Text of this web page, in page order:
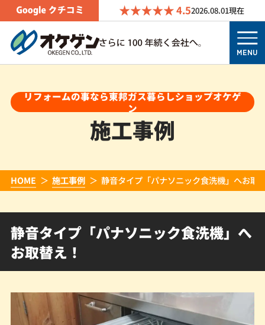
4.52026.08.01現在
MENU
リフォームの事なら東邦ガス暮らしショップオケゲ
ン
施工事例
HOME 施工事例 静音タイプ「パナソニック食洗機」へお取
静音タイプ「パナソニック食洗機」へ
お取替え！